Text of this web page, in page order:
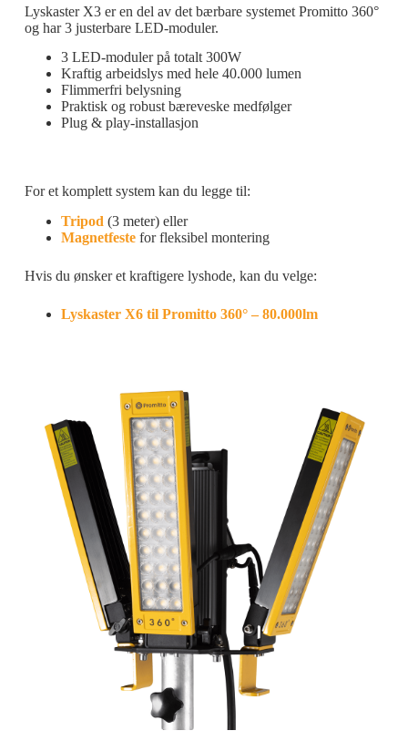
Lyskaster X3 er en del av det bærbare systemet Promitto 360°
og har 3 justerbare LED-moduler.
3 LED-moduler på totalt 300W
Kraftig arbeidslys med hele 40.000 lumen
Flimmerfri belysning
Praktisk og robust bæreveske medfølger
Plug & play-installasjon
For et komplett system kan du legge til:
Tripod (3 meter) eller
Magnetfestefor fleksibel montering
Hvis du ønsker et kraftigere lyshode, kan du velge:
Lyskaster X6 til Promitto 360° – 80.000lm